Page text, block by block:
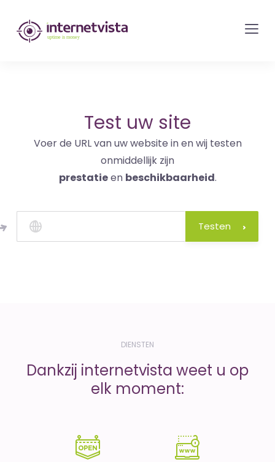
internetvista
monitoring
en
internetdiensten
Uptime
is
money
Test uw site
Voer de URL van uw website in en wij testen
onmiddellijk zijn
prestatieen beschikbaarheid.
Testen
DIENSTEN
Dankzij internetvista weet u op
elk moment: